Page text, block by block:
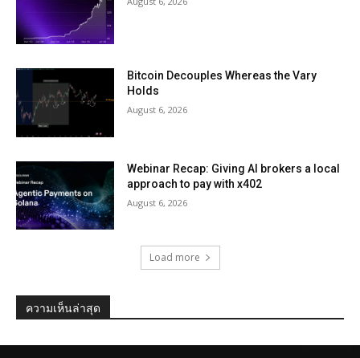
Bitcoin Decouples Whereas the Vary
Holds
August 6, 2026
Webinar Recap: Giving AI brokers a local
approach to pay with x402
August 6, 2026
Load more
ความเห็นล่าสุด